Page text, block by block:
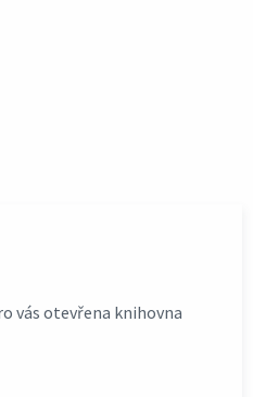
vás otevřena knihovna